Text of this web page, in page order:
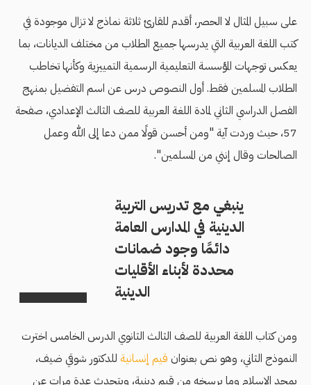
على سبيل المثال لا الحصر، أقدم للقارئ ثلاثة نماذج لا تزال موجودة في
كتب اللغة العربية التي يدرسها جميع الطلاب من مختلف الديانات، بما
يعكس توجهات المؤسسة التعليمية الرسمية التمييزية وكأنها تخاطب
الطلاب المسلمين فقط. أول النصوص درس عن اسم التفضيل بمنهج
الفصل الدراسي الثاني لمادة اللغة العربية للصف الثالث الإعدادي، صفحة
57، حيث وردت آية "ومن أحسن قولًا ممن دعا إلى الله وعمل
الصالحات وقال إنني من المسلمين".
ينبغي مع تدريس التربية
الدينية في المدارس العامة
دائمًا وجود ضمانات
محددة لأبناء الأقليات
الدينية
ومن كتاب اللغة العربية للصف الثالث الثانوي الدرس الخامس اخترت
النموذج الثاني، وهو نص بعنوان قيم إنسانية للدكتور شوقي ضيف،
يمجد الإسلام وما يرسخه من قيم دينية، ويتحدث عدة مرات عن